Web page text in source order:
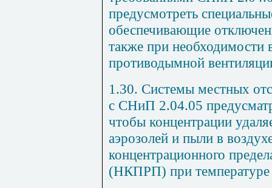
предусмотреть
обеспечивающие
также при необходимости
противодымной
1.30. Системы местных
с СНиП 2.04.05
чтобы концентрации
аэрозолей и пыли в
концентрационного
(НКПРП) при температуре